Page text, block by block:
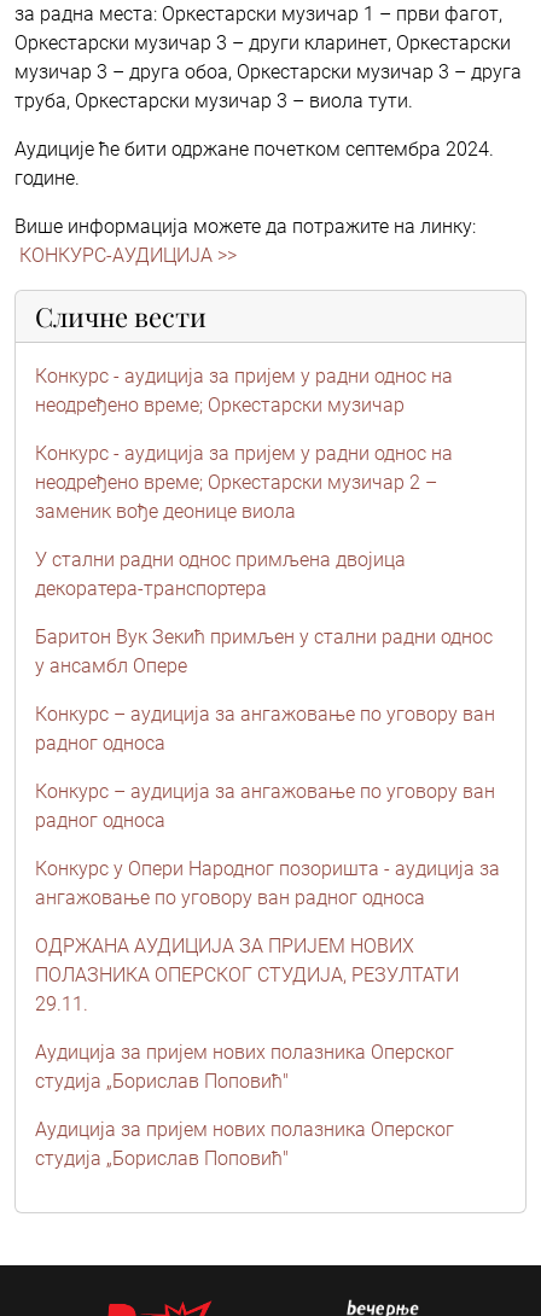
за радна места: Оркестарски музичар 1 – први фагот,
Оркестарски музичар 3 – други кларинет, Оркестарски
музичар 3 – друга обоа, Оркестарски музичар 3 – друга
труба, Оркестарски музичар 3 – виола тути.
Аудиције ће бити одржане почетком септембра 2024.
године.
Више информација можете да потражите на линку:
КОНКУРС-АУДИЦИЈА >>
Сличне вести
Конкурс - аудиција за пријем у радни однос на
неодређено време; Оркестарски музичар
Конкурс - аудиција за пријем у радни однос на
неодређено време; Oркестарски музичар 2 –
заменик вође деонице виола
У стални радни однос примљена двојица
декоратера-транспортера
Баритон Вук Зекић примљен у стални радни однос
у ансамбл Опере
Конкурс – аудиција за ангажовање по уговору ван
радног односа
Конкурс – аудиција за ангажовање по уговору ван
радног односа
Конкурс у Опери Народног позоришта - аудиција за
ангажовање по уговору ван радног односа
ОДРЖАНА АУДИЦИЈА ЗА ПРИЈЕМ НОВИХ
ПОЛАЗНИКА ОПЕРСКОГ СТУДИЈА, РЕЗУЛТАТИ
29.11.
Аудиција за пријем нових полазника Оперског
студија „Борислав Поповић"
Аудиција за пријем нових полазника Оперског
студија „Борислав Поповић"